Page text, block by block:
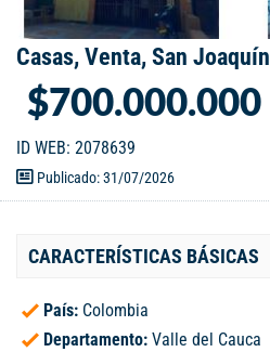
Casas, Venta, San Joaquín
$700.000.000
ID WEB: 2078639
Publicado: 31/07/2026
CARACTERÍSTICAS BÁSICAS
País: Colombia
Departamento: Valle del Cauca